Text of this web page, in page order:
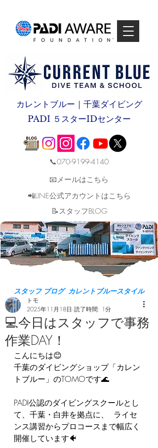
カレントブルー｜千葉ダイビング
PADI ５スターIDセンター
📞070-9199-4140
📧メールはこちら
📲LINE公式アカウントはこちら
​📝スタッフBLOG
スタッフ ブログ カレントブルースタイル
💻今日はスタッフで事務
作業DAY！
トモ
2025年11月18日 読了時間: 1分
こんにちは😊
千葉のダイビングショップ「カレン
トブルー」のTOMOです🌊
PADI公認のダイビングスクールとし
て、千葉・白井を拠点に、  ライセ
ンス講習からプロコースまで幅広く
開催しています🐠